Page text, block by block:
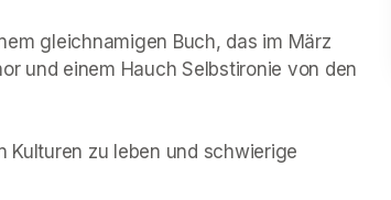
gleichnamigen Buch, das im März
und einem Hauch Selbstironie von den
Kulturen zu leben und schwierige